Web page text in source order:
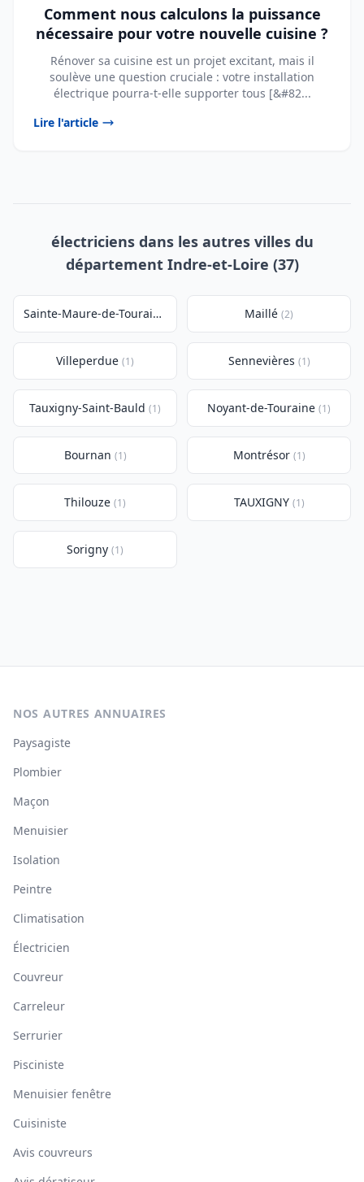
Comment nous calculons la puissance
nécessaire pour votre nouvelle cuisine ?
Rénover sa cuisine est un projet excitant, mais il
soulève une question cruciale : votre installation
électrique pourra-t-elle supporter tous [&#82...
Lire l'article
électriciens dans les autres villes du
département Indre-et-Loire (37)
Sainte-Maure-de-Touraine Maillé (2)
Villeperdue (1) Sennevières (1)
Tauxigny-Saint-Bauld (1) Noyant-de-Touraine (1)
Bournan (1) Montrésor (1)
Thilouze (1) TAUXIGNY (1)
Sorigny (1)
NOS AUTRES ANNUAIRES
Paysagiste
Plombier
Maçon
Menuisier
Isolation
Peintre
Climatisation
Électricien
Couvreur
Carreleur
Serrurier
Pisciniste
Menuisier fenêtre
Cuisiniste
Avis couvreurs